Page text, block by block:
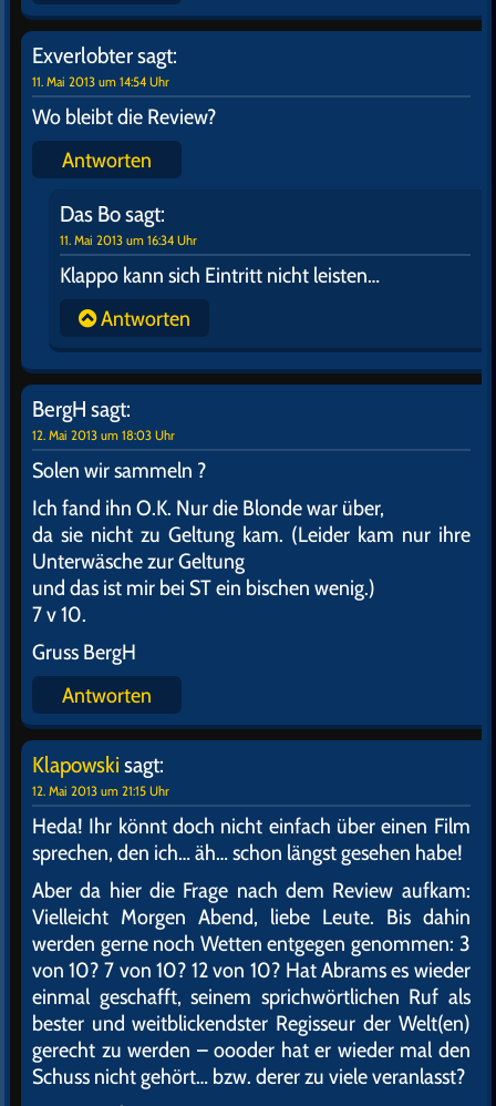
Exverlobtersagt:
11. Mai 2013 um 14:54 Uhr
Wo bleibt die Review?
Antworten
Das Bosagt:
11. Mai 2013 um 16:34 Uhr
Klappo kann sich Eintritt nicht leisten…
Antworten
BergH sagt:
12. Mai 2013 um 18:03 Uhr
Solen wir sammeln ?
Ich fand ihn O.K. Nur die Blonde war über,
da sie nicht zu Geltung kam. (Leider kam nur ihre
Unterwäsche zur Geltung
und das ist mir bei ST ein bischen wenig.)
7 v 10.
Gruss BergH
Antworten
Klapowski sagt:
12. Mai 2013 um 21:15 Uhr
Heda! Ihr könnt doch nicht einfach über einen Film
sprechen, den ich… äh… schon längst gesehen habe!
Aber da hier die Frage nach dem Review aufkam:
Vielleicht Morgen Abend, liebe Leute. Bis dahin
werden gerne noch Wetten entgegen genommen: 3
von 10? 7 von 10? 12 von 10? Hat Abrams es wieder
einmal geschafft, seinem sprichwörtlichen Ruf als
bester und weitblickendster Regisseur der Welt(en)
gerecht zu werden – oooder hat er wieder mal den
Schuss nicht gehört… bzw. derer zu viele veranlasst?